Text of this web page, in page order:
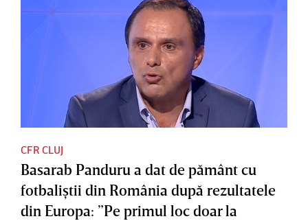
CFR CLUJ
Basarab Panduru a dat de pământ cu
fotbaliştii din România după rezultatele
din Europa: ”Pe primul loc doar la